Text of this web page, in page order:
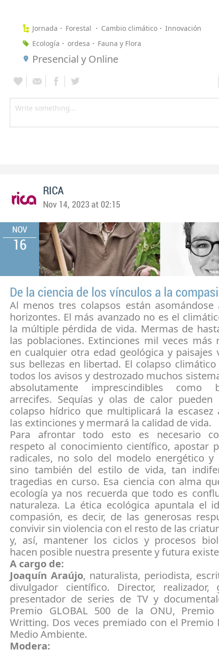
Jornada Forestal Cambio climático
Innovación
Ecología
ordesa Fauna y Flora
Presencial y Online
RICA
Nov 14, 2023 at 02:15
NOV
16
De la ciencia de los vínculos a la
Al menos tres colapsos están
horizontes. El más avanzado no es el
la múltiple pérdida de vida. Mermas de
las poblaciones. Extinciones mil veces más
en cualquier otra edad geológica y paisajes
sus bellezas en libertad. El colapso
todos los avisos y destrozado muchos
absolutamente imprescindibles como
arrecifes. Sequías y olas de calor pueden
colapso hídrico que multiplicará la escasez
las extinciones y mermará la calidad de vida.
Para afrontar todo esto es necesario
respeto al conocimiento científico, apostar
radicales, no solo del modelo energético y
sino también del estilo de vida, tan
tragedias en curso. Esa ciencia con alma
ecología ya nos recuerda que todo es
naturaleza. La ética ecológica apuntala el
compasión, es decir, de las generosas
convivir sin violencia con el resto de las
y, así, mantener los ciclos y procesos
hacen posible nuestra presente y futura
A cargo de:
Joaquín Araújo, naturalista, periodista,
divulgador científico. Director, realizador,
presentador de series de TV y
Premio GLOBAL 500 de la ONU, Premio
Writting. Dos veces premiado con el Premio
Medio Ambiente.
Modera: